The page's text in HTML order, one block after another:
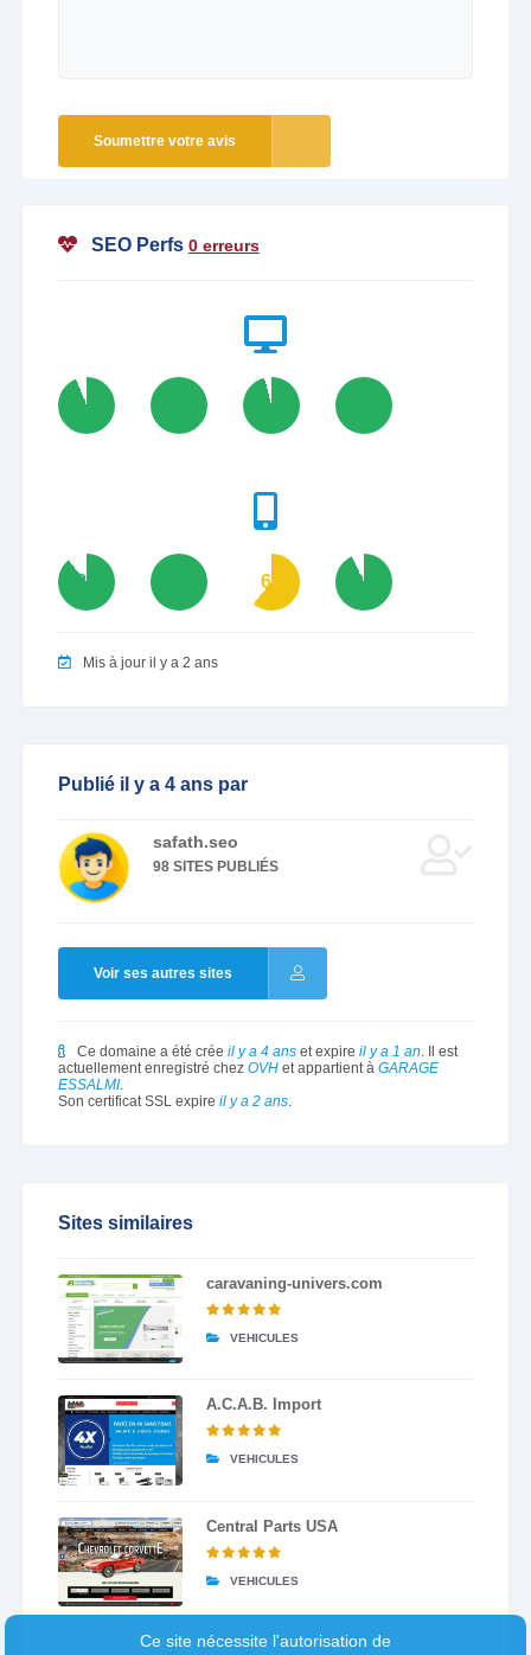
Soumettre votre avis
SEO Perfs 0 erreurs
94 96
89 61 93
Mis à jour il y a 2 ans
Publié il y a 4 ans par
safath.seo
98 SITES PUBLIÉS
Voir ses autres sites
Ce domaine a été crée il y a 4 anset expire il y a 1 an. Il est
actuellement enregistré chez OVHet appartient à GARAGE
ESSALMI.
Son certificat SSL expire il y a 2 ans.
Sites similaires
caravaning-univers.com
VEHICULES
A.C.A.B. Import
VEHICULES
Central Parts USA
VEHICULES
Ce site nécessite l'autorisation de